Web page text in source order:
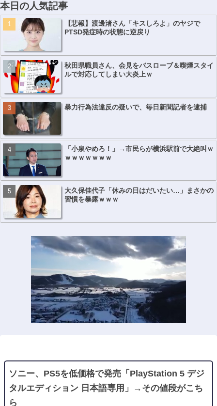
本日の人気記事
【悲報】渡邊渚さん「キスしろよ」のヤジで
PTSD発症時の状態に逆戻り
秋田県職員さん、会見をバスローブ＆喫煙スタイ
ルで対応してしまい大炎上ｗ
暴力行為法違反の疑いで、毎日新聞記者を逮捕
「小泉やめろ！」→市民らが横浜駅前で大絶叫ｗ
ｗｗｗｗｗｗｗ
大久保佳代子「休みの日はだいたい…」まさかの
習慣を暴露ｗｗｗ
ソニー、PS5を低価格で発売「PlayStation 5 デジ
タルエディション 日本語専用」→その値段がこち
ら